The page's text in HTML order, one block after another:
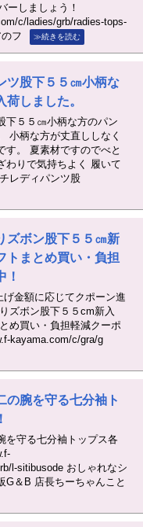
ーしましょう！
c/ladies/grb/radies-tops-
フ
≫続きを読む
ツ股下５５㎝小柄な
しました。
下５５㎝小柄な方のパン
小柄な方が丈直ししなく
す。 夏素材ですのでべと
わりで気持ちよく 履いて
レディパンツ股
ズボン股下５５㎝新
トまとめ買い・負担
！
げ金額に応じてクポーン進
ズボン股下５５cm新入
め買い・負担軽減クーポ
kayama.com/c/gra/g
の腕を守る七分袖ト
を守る七分袖トップス各
l-sitibusode おしゃれなシ
G＆B 店長ちーちゃんこと